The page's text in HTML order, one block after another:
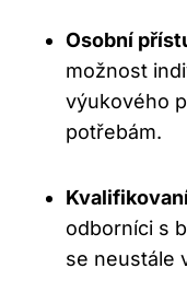
Osobní
možnost
výukového
potřebám.
odborníci s‌
⁤se neustále